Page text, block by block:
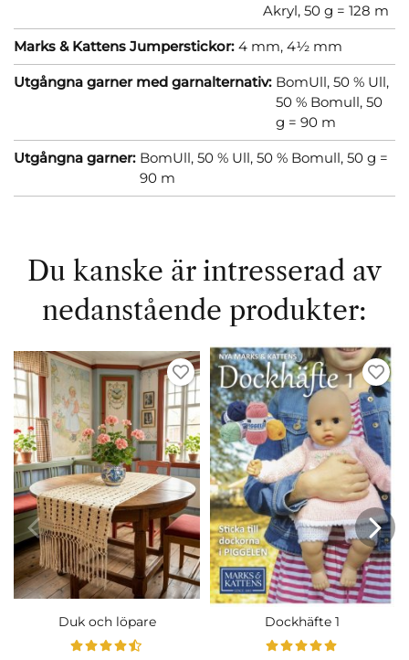
Akryl, 50 g = 128 m
Marks & Kattens Jumperstickor: 4 mm, 4½ mm
Utgångna garner med garnalternativ: BomUll, 50 % Ull,
50 % Bomull, 50
g = 90 m
Utgångna garner: BomUll, 50 % Ull, 50 % Bomull, 50 g =
90 m
Du kanske är intresserad av
nedanstående produkter:
Duk och löpare Dockhäfte 1